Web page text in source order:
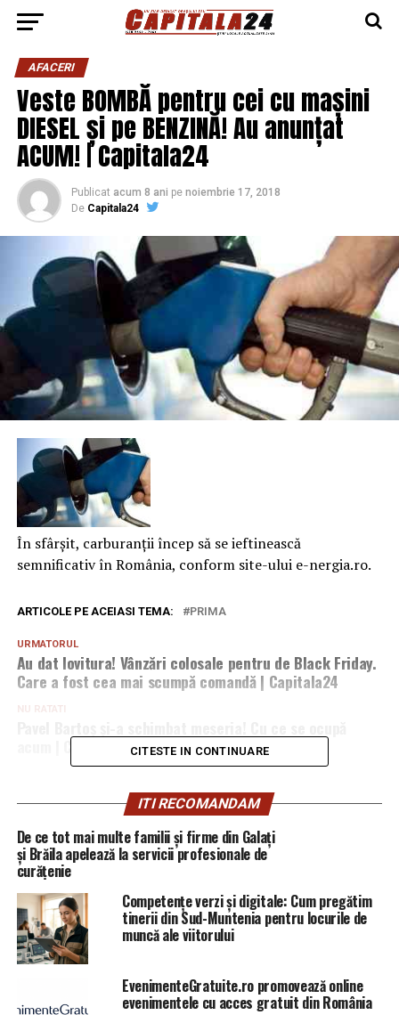
AFACERI
Veste BOMBĂ pentru cei cu mașini
DIESEL și pe BENZINĂ! Au anunțat
ACUM! | Capitala24
Publicat acum 8 ani pe noiembrie 17, 2018
De Capitala24
În sfârşit, carburanţii încep să se ieftinească
semnificativ în România, conform site-ului e-nergia.ro.
ARTICOLE PE ACEIASI TEMA: PRIMA
URMATORUL
Au dat lovitura! Vânzări colosale pentru de Black Friday.
Care a fost cea mai scumpă comandă | Capitala24
NU RATATI
acum | Capitala24CITESTE IN CONTINUARE
ITI RECOMANDAM
De ce tot mai multe familii și firme din Galați
și Brăila apelează la servicii profesionale de
curățenie
Competențe verzi și digitale: Cum pregătim
tinerii din Sud-Muntenia pentru locurile de
muncă ale viitorului
EvenimenteGratuite.ro promovează online
evenimentele cu acces gratuit din România